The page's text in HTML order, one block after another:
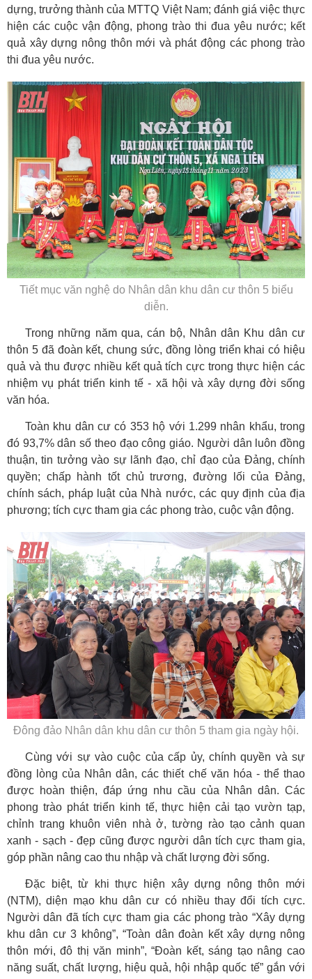
dựng, trưởng thành của MTTQ Việt Nam; đánh giá việc thực
hiện các cuộc vận động, phong trào thi đua yêu nước; kết
quả xây dựng nông thôn mới và phát động các phong trào
thi đua yêu nước.
Tiết mục văn nghệ do Nhân dân khu dân cư thôn 5 biểu
diễn.
Trong những năm qua, cán bộ, Nhân dân Khu dân cư
thôn 5 đã đoàn kết, chung sức, đồng lòng triển khai có hiệu
quả và thu được nhiều kết quả tích cực trong thực hiện các
nhiệm vụ phát triển kinh tế - xã hội và xây dựng đời sống
văn hóa.
Toàn khu dân cư có 353 hộ với 1.299 nhân khẩu, trong
đó 93,7% dân số theo đạo công giáo. Người dân luôn đồng
thuận, tin tưởng vào sự lãnh đạo, chỉ đạo của Đảng, chính
quyền; chấp hành tốt chủ trương, đường lối của Đảng,
chính sách, pháp luật của Nhà nước, các quy định của địa
phương; tích cực tham gia các phong trào, cuộc vận động.
Đông đảo Nhân dân khu dân cư thôn 5 tham gia ngày hội.
Cùng với sự vào cuộc của cấp ủy, chính quyền và sự
đồng lòng của Nhân dân, các thiết chế văn hóa - thể thao
được hoàn thiện, đáp ứng nhu cầu của Nhân dân. Các
phong trào phát triển kinh tế, thực hiện cải tạo vườn tạp,
chỉnh trang khuôn viên nhà ở, tường rào tạo cảnh quan
xanh - sạch - đẹp cũng được người dân tích cực tham gia,
góp phần nâng cao thu nhập và chất lượng đời sống.
Đặc biệt, từ khi thực hiện xây dựng nông thôn mới
(NTM), diện mạo khu dân cư có nhiều thay đổi tích cực.
Người dân đã tích cực tham gia các phong trào “Xây dựng
khu dân cư 3 không”, “Toàn dân đoàn kết xây dựng nông
thôn mới, đô thị văn minh”, “Đoàn kết, sáng tạo nâng cao
năng suất, chất lượng, hiệu quả, hội nhập quốc tế” gắn với